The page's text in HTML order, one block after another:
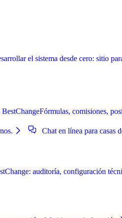
el sistema desde cero: sitio
BestChangeFórmulas, comisiones,
Chat en línea para casas
auditoría, configuración